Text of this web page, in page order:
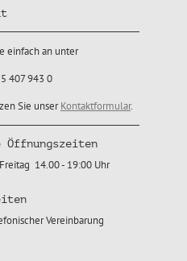
einfach an unter
407 943 0
Sie unserKontaktformular.
Öffnungszeiten
14.00 - 19:00 Uhr
Vereinbarung